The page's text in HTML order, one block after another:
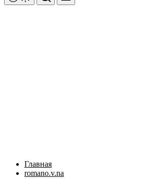
Главная
romano.v.na